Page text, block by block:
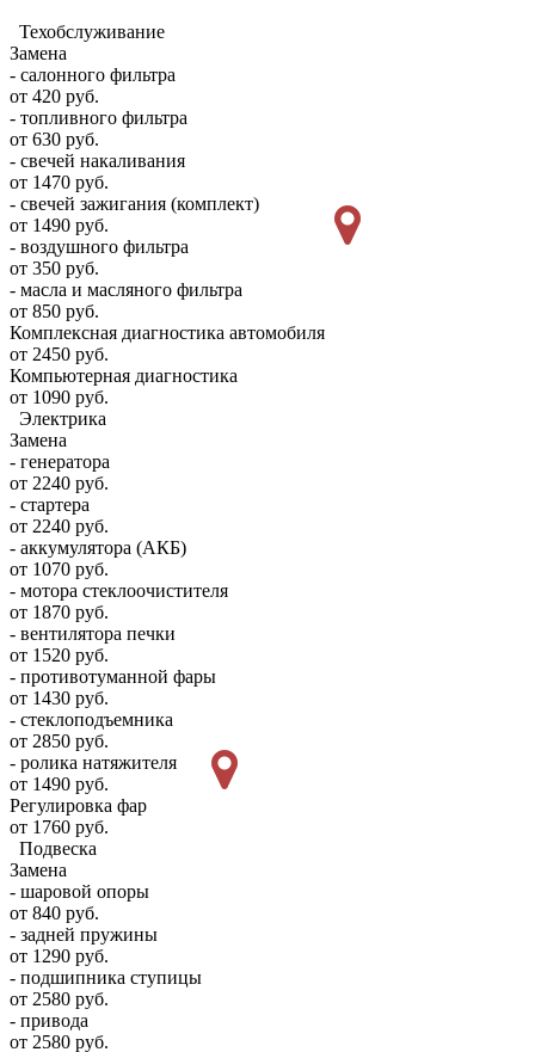
Техобслуживание
Замена
- салонного фильтра
от 420 руб.
- топливного фильтра
от 630 руб.
- свечей накаливания
от 1470 руб.
- свечей зажигания (комплект)
от 1490 руб.
- воздушного фильтра
от 350 руб.
- масла и масляного фильтра
от 850 руб.
Комплексная диагностика автомобиля
от 2450 руб.
Компьютерная диагностика
от 1090 руб.
Электрика
Замена
- генератора
от 2240 руб.
- стартера
от 2240 руб.
- аккумулятора (АКБ)
от 1070 руб.
- мотора стеклоочистителя
от 1870 руб.
- вентилятора печки
от 1520 руб.
- противотуманной фары
от 1430 руб.
- стеклоподъемника
от 2850 руб.
- ролика натяжителя
от 1490 руб.
Регулировка фар
от 1760 руб.
Подвеска
Замена
- шаровой опоры
от 840 руб.
- задней пружины
от 1290 руб.
- подшипника ступицы
от 2580 руб.
- привода
от 2580 руб.